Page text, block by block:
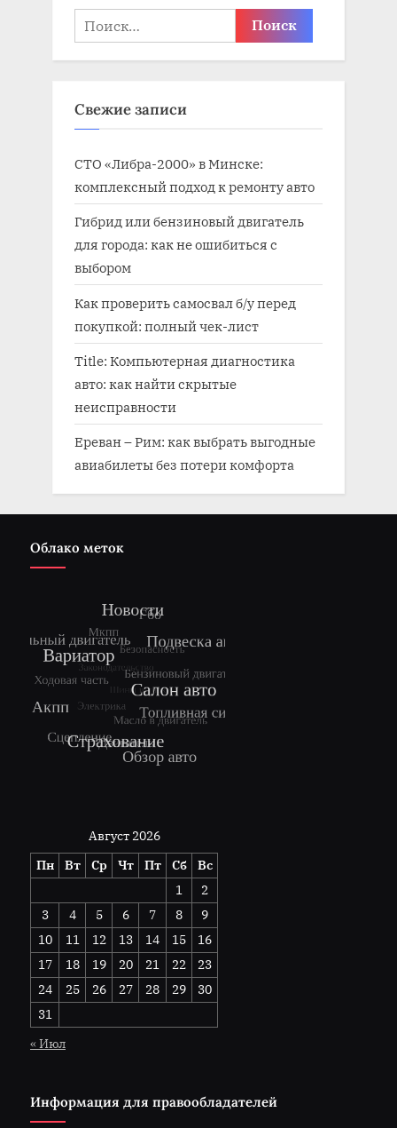
а
и
ь
Найти:
Свежие записи
СТО «Либра-2000» в Минске:
комплексный подход к ремонту авто
Гибрид или бензиновый двигатель
для города: как не ошибиться с
выбором
Как проверить самосвал б/у перед
покупкой: полный чек-лист
Title: Компьютерная диагностика
авто: как найти скрытые
неисправности
Ереван – Рим: как выбрать выгодные
авиабилеты без потери комфорта
Облако меток
Август 2026
Пн
Вт Ср Чт Пт Сб
Вс
1
2
3
4 5 6 7 8
9
10
11 12 13 14 15
16
17
18 19 20 21 22
23
24
25 26 27 28 29
30
31
« Июл
Информация для правообладателей